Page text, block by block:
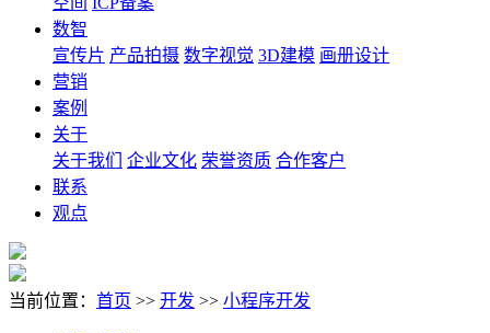
数智
宣传片 产品拍摄 数字视觉 3D建模 画册设计
营销
案例
关于
关于我们
企业文化 荣誉资质 合作客户
联系
观点
当前位置： 首页 >> 开发 >> 小程序开发